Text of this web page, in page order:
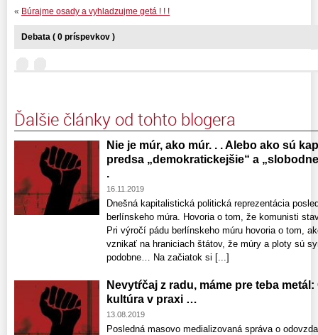
« Búrajme osady a vyhladzujme getá ! ! !
Debata ( 0 príspevkov )
Ďalšie články od tohto blogera
Nie je múr, ako múr. . . Alebo ako sú
predsa „demokratickejšie“ a
.
16.11.2019
Dnešná kapitalistická politická reprezentácia
berlínskeho múra. Hovoria o tom, že komunisti
Pri výročí pádu berlínskeho múru hovoria o tom,
vznikať na hraniciach štátov, že múry a ploty sú
podobne… Na začiatok si [...]
Nevytŕčaj z radu, máme pre teba
kultúra v praxi …
13.08.2019
Posledná masovo medializovaná správa o